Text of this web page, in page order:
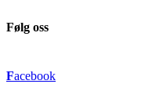
Følg oss
Facebook